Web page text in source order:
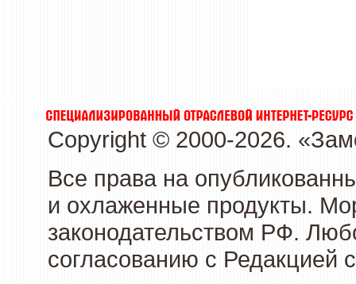
Copyright © 2000-2026.
Все права на
и охлаженные продукты.
законодательством РФ.
согласованию с Редакцией